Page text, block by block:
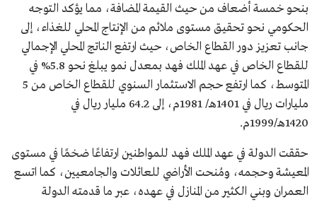
بنحو خمسة أضعاف من حيث القيمة المضافة، مما يؤكد التوجه
الحكومي نحو تحقيق مستوى ملائم من الإنتاج المحلي للغذاء، إلى
جانب تعزيز دور القطاع الخاص، حيث ارتفع الناتج المحلي الإجمالي
للقطاع الخاص في عهد الملك فهد بمعدل نمو يبلغ نحو 5.8% في
المتوسط، كما ارتفع حجم الاستثمار السنوي للقطاع الخاص من 5
مليارات ريال في 1401هـ/ 1981م، إلى 64.2 مليار ريال في
1420هـ/1999م.
حققت الدولة في عهد الملك فهد للمواطنين ارتفاعًا ضخمًا في مستوى
المعيشة وحجمه، ومُنحت الأراضي للعائلات والجامعيين، كما اتسع
العمران وبني الكثير من المنازل في عهده، عبر ما قدمته الدولة